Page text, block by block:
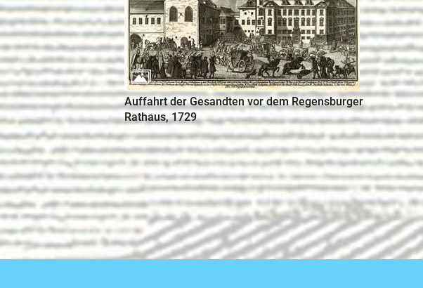
Auffahrt der Gesandten vor dem Regensburger
Rathaus, 1729